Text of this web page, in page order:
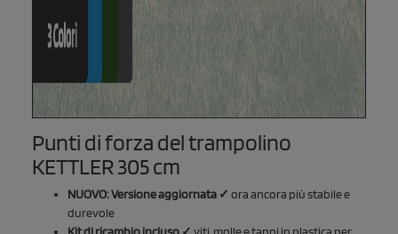
Punti di forza del trampolino
KETTLER 305 cm
NUOVO: Versione aggiornata ✓ ora ancora più stabile e
durevole
Kit di ricambio incluso ✓ viti, molle e tappi in plastica per